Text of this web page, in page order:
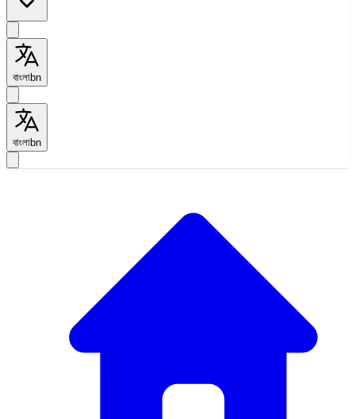
বাংলাbn
বাংলাbn